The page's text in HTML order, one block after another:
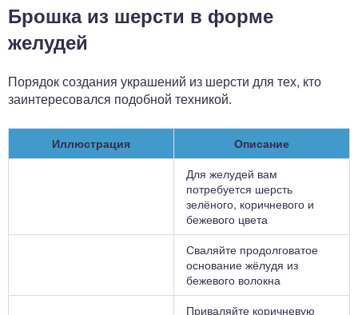
Брошка из шерсти в форме
желудей
Порядок создания украшений из шерсти для тех, кто
заинтересовался подобной техникой.
Иллюстрация
Описание
Для желудей вам
потребуется шерсть
зелёного, коричневого и
бежевого цвета
Сваляйте продолговатое
основание жёлудя из
бежевого волокна
Приваляйте коричневую